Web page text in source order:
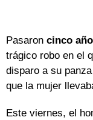
Pasaron cinco
trágico robo en el
disparo a su
que la mujer
Este viernes, el